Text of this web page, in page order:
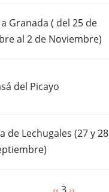
Granada ( del 25 de
al 2 de Noviembre)
del Picayo
de Lechugales (27 y 28
Página
‹‹ 3 Siguiente
››